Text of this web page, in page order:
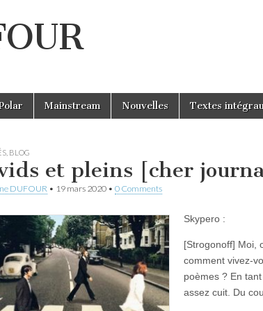
Mainstream Nouvelles Textes
BLOG
et pleins [cher
DUFOUR • 19 mars 2020 • 0 Comments
Skypero :
[Strogonoff] Moi,
comment vivez-
poèmes ? En
assez cuit. Du